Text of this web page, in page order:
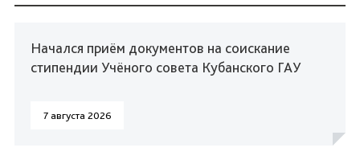
Начался приём документов на соискание
стипендии Учёного совета Кубанского ГАУ
7 августа 2026